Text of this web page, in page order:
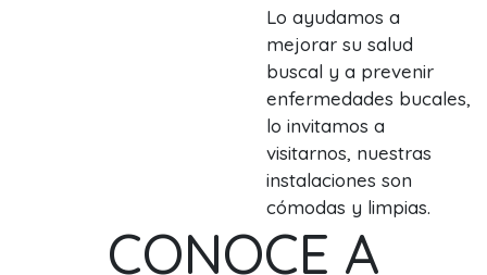
Lo ayudamos a
mejorar su salud
buscal y a prevenir
enfermedades bucales,
lo invitamos a
visitarnos, nuestras
instalaciones son
cómodas y limpias.
CONOCE A